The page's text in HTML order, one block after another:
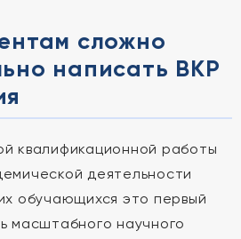
сложно
написать ВКР
квалификационной работы
деятельности
обучающихся это первый
масштабного научного